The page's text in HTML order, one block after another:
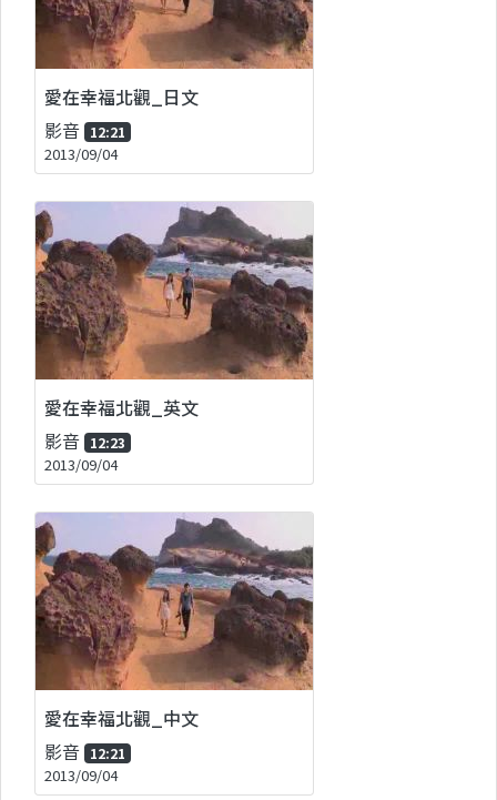
愛在幸福北觀_日文
影音 12:21
2013/09/04
愛在幸福北觀_英文
影音 12:23
2013/09/04
愛在幸福北觀_中文
影音 12:21
2013/09/04